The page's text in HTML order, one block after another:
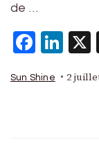
de …
Sun Shine 2